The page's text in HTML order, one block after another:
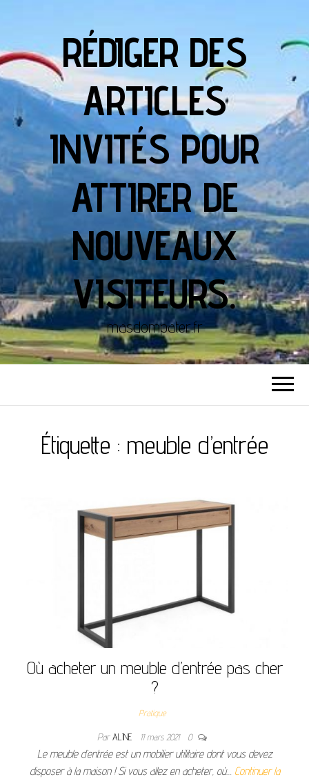
RÉDIGER DES
ARTICLES
INVITÉS POUR
ATTIRER DE
NOUVEAUX
VISITEURS.
masdompater.fr
Étiquette : meuble d’entrée
Où acheter un meuble d’entrée pas cher
?
Pratique
ParALINE 11 mars 2021 0
Le meuble d’entrée est un mobilier utilitaire dont vous devez
disposer à la maison ! Si vous allez en acheter, où… Continuer la